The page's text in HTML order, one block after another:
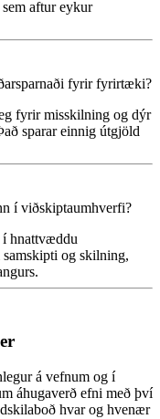
sem aftur eykur
fyrir fyrirtæki?
fyrir misskilning og dýr
sparar einnig útgjöld
í viðskiptaumhverfi?
í hnattvæddu
og skilning,
á vefnum og í
áhugaverð efni með því
hvar og hvenær